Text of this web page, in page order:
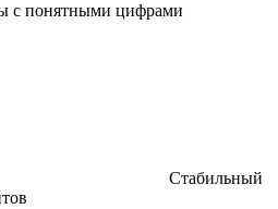
с понятными цифрами
Стабильный